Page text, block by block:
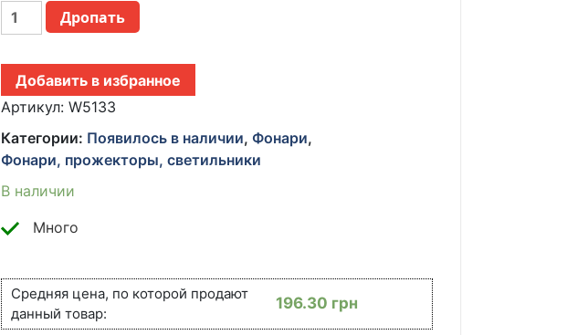
КОЛИЧЕСТВО
УНИВЕРСАЛЬНЫЙ
СВЕТИЛЬНИК-
БРЕЛОК
W5133
С
TYPE-
C
ЗАРЯДКОЙ,
МАГНИТОМ,
КАРАБИНОМ
ВСТРОЕННОЙ
ОТКРЫВАЛКОЙ
Дропать
Добавить в избранное
Артикул:W5133
Категории: Появилось в наличии,Фонари,
Фонари, прожекторы, светильники
В наличии
Много
Средняя цена, по которой продают
данный товар:
196.30 грн